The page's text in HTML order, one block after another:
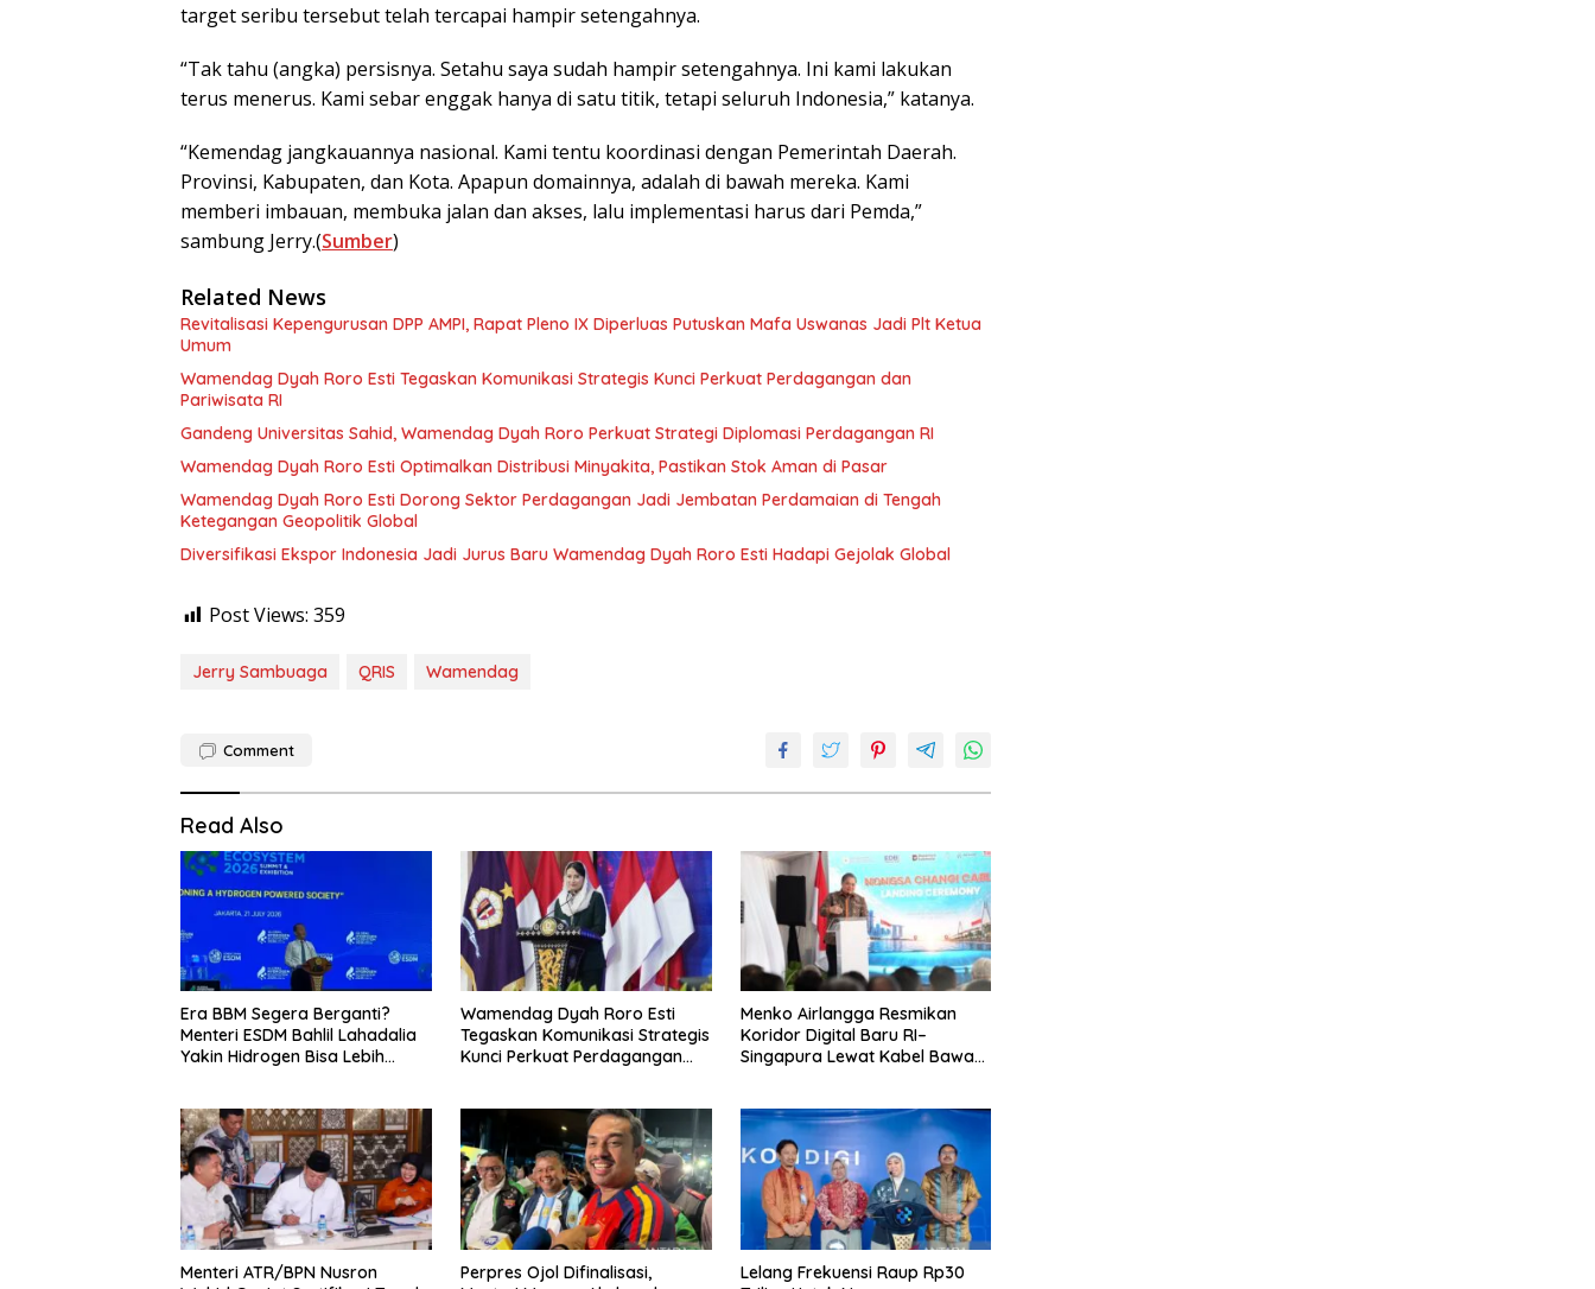
target seribu tersebut telah tercapai hampir setengahnya.
“Tak tahu (angka) persisnya. Setahu saya sudah hampir setengahnya. Ini kami lakukan
terus menerus. Kami sebar enggak hanya di satu titik, tetapi seluruh Indonesia,” katanya.
“Kemendag jangkauannya nasional. Kami tentu koordinasi dengan Pemerintah Daerah.
Provinsi, Kabupaten, dan Kota. Apapun domainnya, adalah di bawah mereka. Kami
memberi imbauan, membuka jalan dan akses, lalu implementasi harus dari Pemda,”
sambung Jerry.(Sumber)
Related News
Revitalisasi Kepengurusan DPP AMPI, Rapat Pleno IX Diperluas Putuskan Mafa Uswanas Jadi Plt Ketua
Umum
Wamendag Dyah Roro Esti Tegaskan Komunikasi Strategis Kunci Perkuat Perdagangan dan
Pariwisata RI
Gandeng Universitas Sahid, Wamendag Dyah Roro Perkuat Strategi Diplomasi Perdagangan RI
Wamendag Dyah Roro Esti Optimalkan Distribusi Minyakita, Pastikan Stok Aman di Pasar
Wamendag Dyah Roro Esti Dorong Sektor Perdagangan Jadi Jembatan Perdamaian di Tengah
Ketegangan Geopolitik Global
Diversifikasi Ekspor Indonesia Jadi Jurus Baru Wamendag Dyah Roro Esti Hadapi Gejolak Global
Post Views: 359
Jerry Sambuaga QRIS Wamendag
Comment
Read Also
Era BBM Segera Berganti?
Menteri ESDM Bahlil Lahadalia
Yakin Hidrogen Bisa Lebih
Wamendag Dyah Roro Esti
Tegaskan Komunikasi Strategis
Kunci Perkuat Perdagangan
Menko Airlangga Resmikan
Koridor Digital Baru RI–
Singapura Lewat Kabel Bawah
Menteri ATR/BPN Nusron
Perpres Ojol Difinalisasi,
Lelang Frekuensi Raup Rp30